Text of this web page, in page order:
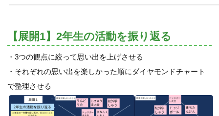
【展開1】2年生の活動を振り返る
・3つの観点に絞って思い出を上げさせる
・それぞれの思い出を楽しかった順にダイヤモンドチャート
で整理させる